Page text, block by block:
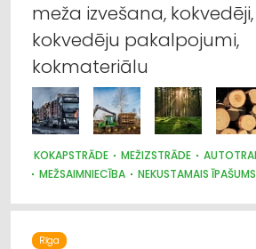
meža izvešana, kokvedēji,
kokvedēju pakalpojumi,
kokmateriālu
KOKAPSTRĀDE MEŽIZSTRĀDE
MEŽSAIMNIECĪBA
NEKUSTAMAIS ĪPAŠUMS
Rīga